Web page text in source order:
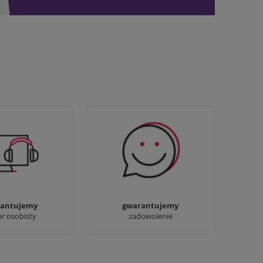
osobisty
:) możesz
nasze sklepy
gwarantujemy
zadowolenie
Sprawdź nasze 100%
zadowolenia Klientów